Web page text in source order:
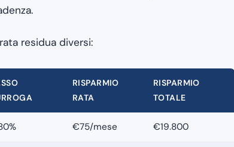
residua diversi:
RISPARMIO
RATA
RISPARMIO
TOTALE
€75/mese €19.800